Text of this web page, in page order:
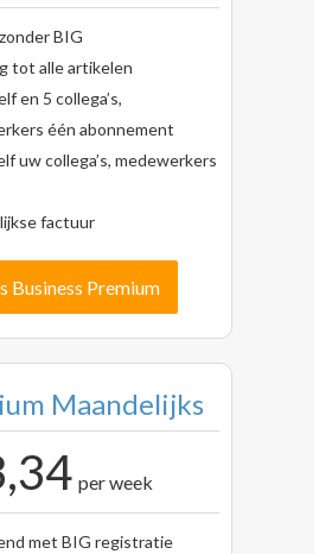
BIG
tot alle artikelen
en 5 collega’s,
één abonnement
uw collega’s, medewerkers
factuur
Business Premium
Maandelijks
per week
met BIG registratie